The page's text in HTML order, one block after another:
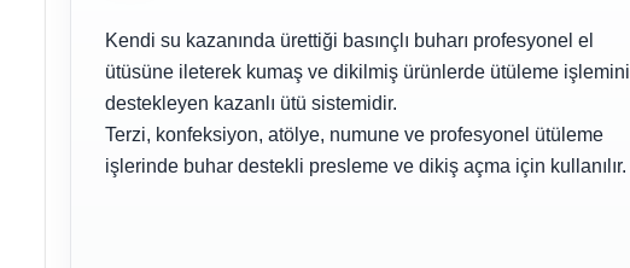
Kendi su kazanında ürettiği basınçlı buharı profesyonel el
ütüsüne ileterek kumaş ve dikilmiş ürünlerde ütüleme işlemini
destekleyen kazanlı ütü sistemidir.
Terzi, konfeksiyon, atölye, numune ve profesyonel ütüleme
işlerinde buhar destekli presleme ve dikiş açma için kullanılır.